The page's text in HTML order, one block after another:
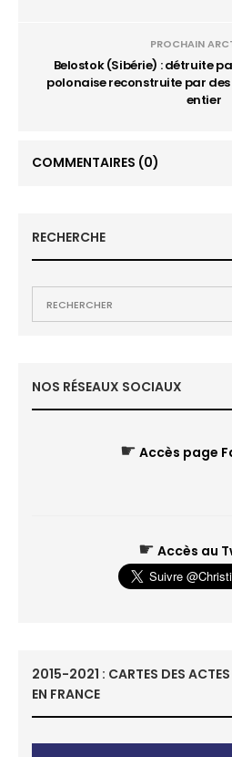
PROCHAIN
Belostok (Sibérie) : détruite
polonaise reconstruite par
entier
COMMENTAIRES (0)
RECHERCHE
NOS RÉSEAUX SOCIAUX
☛ Accès page
☛ Accès au
2015-2021 : CARTES DES
EN FRANCE